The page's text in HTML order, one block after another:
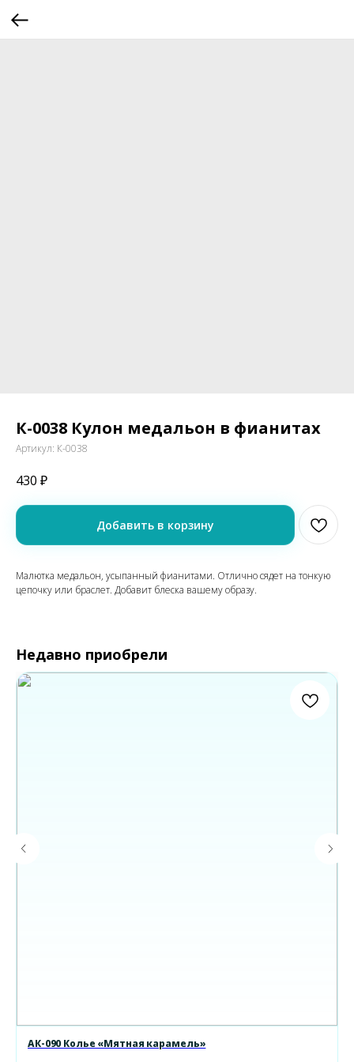
К-0038 Кулон медальон в фианитах
Артикул: К-0038
430 ₽
Добавить в корзину
Малютка медальон, усыпанный фианитами. Отлично сядет на тонкую
цепочку или браслет. Добавит блеска вашему образу.
Недавно приобрели
АК-090 Колье «Мятная карамель»